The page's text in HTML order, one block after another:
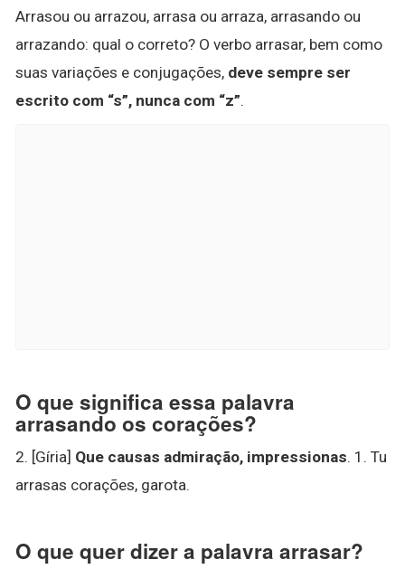
Arrasou ou arrazou, arrasa ou arraza, arrasando ou
arrazando: qual o correto? O verbo arrasar, bem como
suas variações e conjugações, deve sempre ser
escrito com “s”, nunca com “z”.
O que significa essa palavra
arrasando os corações?
2. [Gíria] Que causas admiração, impressionas. 1. Tu
arrasas corações, garota.
O que quer dizer a palavra arrasar?